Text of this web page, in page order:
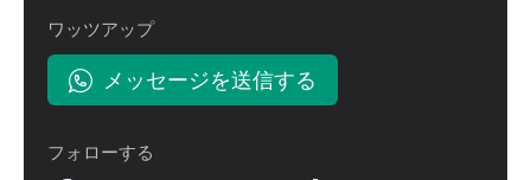
ワッツアップ
メッセージを送信する
フォローする